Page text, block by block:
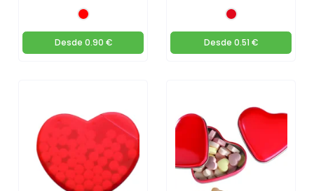
Desde 0.90 € Desde 0.51 €